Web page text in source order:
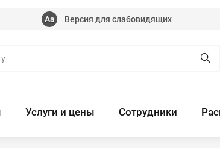
Версия для слабовидящих
Услуги и цены Сотрудники